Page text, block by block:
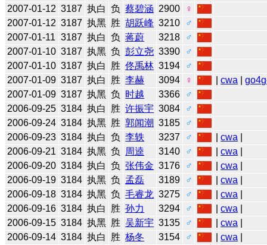
2007-01-12 3187 执白 负 蔡碧涵 2900
♀
2007-01-12 3187 执黑 胜 胡跃峰 3210
♂
2007-01-11 3187 执白 负 蒋蔚 3218
♂
2007-01-10 3187 执黑 负 彭立尧 3390
♂
2007-01-10 3187 执白 胜 佟禹林 3194
♂
2007-01-09 3187 执白 胜 李赫 3094 ♀ |cwa |
2007-01-09 3187 执黑 负 时越 3366
♂
2006-09-25 3184 执白 胜 许振宇 3084
♂
2006-09-24 3184 执黑 胜 郭闻潮 3185
♂
2006-09-23 3184 执白 负 李轶 3237 ♂ |cwa
2006-09-21 3184 执黑 负 周逵 3140 ♂ |cwa
2006-09-20 3184 执白 负 张伟金 3176 ♂ |cwa
2006-09-19 3184 执黑 负 孟磊 3189 ♂ |cwa
2006-09-18 3184 执黑 负 毛睿龙 3275 ♂ |cwa
2006-09-16 3184 执白 胜 孙力 3294 ♂ |cwa
2006-09-15 3184 执黑 胜 吴新宇 3135 ♂ |cwa
2006-09-14 3184 执白 胜 杨冬 3154 ♂ |cwa